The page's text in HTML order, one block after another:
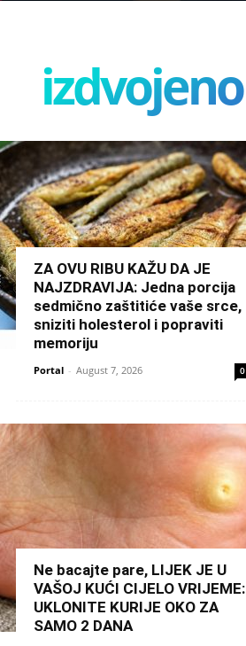
izdvojeno
ZA OVU RIBU KAŽU DA JE
NAJZDRAVIJA: Jedna porcija
sedmično zaštitiće vaše srce,
sniziti holesterol i popraviti
memoriju
Portal - August 7, 2026 0
Ne bacajte pare, LIJEK JE U
VAŠOJ KUĆI CIJELO VRIJEME:
UKLONITE KURIJE OKO ZA
SAMO 2 DANA